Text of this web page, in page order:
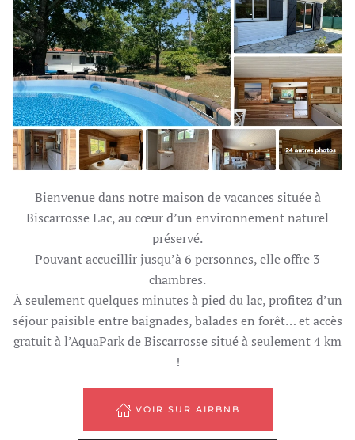
Bienvenue dans notre maison de vacances située à
Biscarrosse Lac, au cœur d’un environnement naturel
préservé.
Pouvant accueillir jusqu’à 6 personnes, elle offre 3
chambres.
À seulement quelques minutes à pied du lac, profitez d’un
séjour paisible entre baignades, balades en forêt… et accès
gratuit à l’AquaPark de Biscarrosse situé à seulement 4 km
!
VOIR SUR AIRBNB